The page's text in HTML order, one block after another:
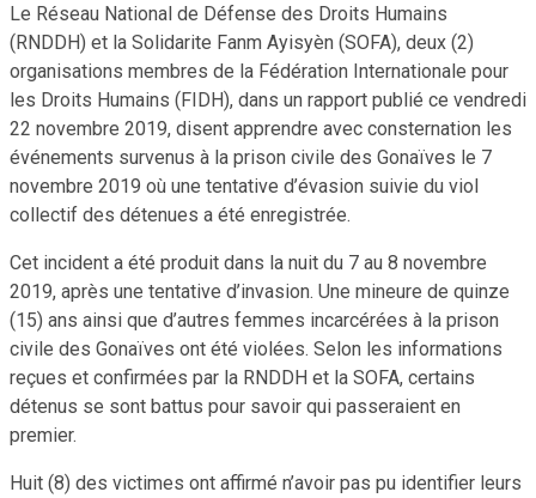
Le Réseau National de Défense des Droits Humains
(RNDDH) et la Solidarite Fanm Ayisyèn (SOFA), deux (2)
organisations membres de la Fédération Internationale pour
les Droits Humains (FIDH), dans un rapport publié ce vendredi
22 novembre 2019, disent apprendre avec consternation les
événements survenus à la prison civile des Gonaïves le 7
novembre 2019 où une tentative d’évasion suivie du viol
collectif des détenues a été enregistrée.
Cet incident a été produit dans la nuit du 7 au 8 novembre
2019, après une tentative d’invasion. Une mineure de quinze
(15) ans ainsi que d’autres femmes incarcérées à la prison
civile des Gonaïves ont été violées. Selon les informations
reçues et confirmées par la RNDDH et la SOFA, certains
détenus se sont battus pour savoir qui passeraient en
premier.
Huit (8) des victimes ont affirmé n’avoir pas pu identifier leurs